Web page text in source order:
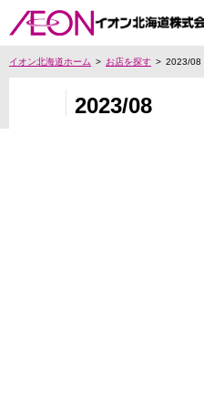
イオン北海道ホーム お店を探す 2023/08
2023/08